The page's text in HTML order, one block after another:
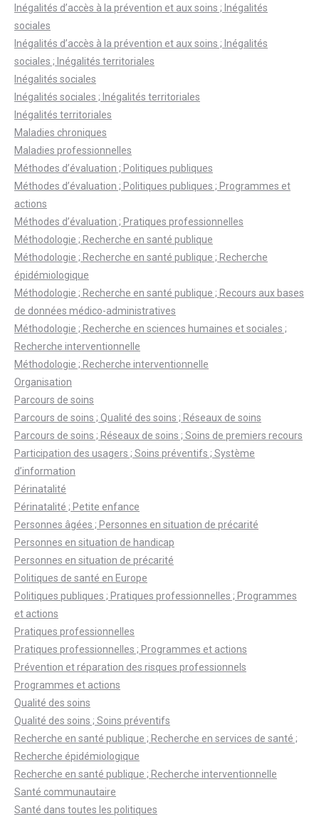
Inégalités d’accès à la prévention et aux soins ; Inégalités
sociales
Inégalités d’accès à la prévention et aux soins ; Inégalités
sociales ; Inégalités territoriales
Inégalités sociales
Inégalités sociales ; Inégalités territoriales
Inégalités territoriales
Maladies chroniques
Maladies professionnelles
Méthodes d’évaluation ; Politiques publiques
Méthodes d’évaluation ; Politiques publiques ; Programmes et
actions
Méthodes d’évaluation ; Pratiques professionnelles
Méthodologie ; Recherche en santé publique
Méthodologie ; Recherche en santé publique ; Recherche
épidémiologique
Méthodologie ; Recherche en santé publique ; Recours aux bases
de données médico-administratives
Méthodologie ; Recherche en sciences humaines et sociales ;
Recherche interventionnelle
Méthodologie ; Recherche interventionnelle
Organisation
Parcours de soins
Parcours de soins ; Qualité des soins ; Réseaux de soins
Parcours de soins ; Réseaux de soins ; Soins de premiers recours
Participation des usagers ; Soins préventifs ; Système
d’information
Périnatalité
Périnatalité ; Petite enfance
Personnes âgées ; Personnes en situation de précarité
Personnes en situation de handicap
Personnes en situation de précarité
Politiques de santé en Europe
Politiques publiques ; Pratiques professionnelles ; Programmes
et actions
Pratiques professionnelles
Pratiques professionnelles ; Programmes et actions
Prévention et réparation des risques professionnels
Programmes et actions
Qualité des soins
Qualité des soins ; Soins préventifs
Recherche en santé publique ; Recherche en services de santé ;
Recherche épidémiologique
Recherche en santé publique ; Recherche interventionnelle
Santé communautaire
Santé dans toutes les politiques